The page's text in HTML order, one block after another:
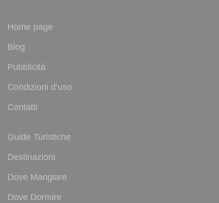
Home page
Blog
Pubblicità
Condizioni d’uso
Contatti
Guide Turistiche
Destinazioni
Dove Mangiare
Dove Dormire